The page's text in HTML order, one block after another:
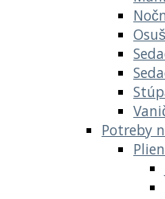
Potreby